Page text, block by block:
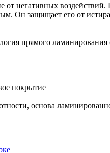
негативных воздействий.
Он защищает его от
прямого
покрытие
основа